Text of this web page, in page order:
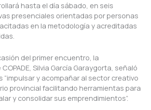
hasta el día sábado, en seis
presenciales orientadas por personas
en la metodología y acreditadas
del primer encuentro, la
Silvia García Garaygorta, señaló
“impulsar y acompañar al sector creativo
provincial facilitando herramientas para
y consolidar sus emprendimientos”.